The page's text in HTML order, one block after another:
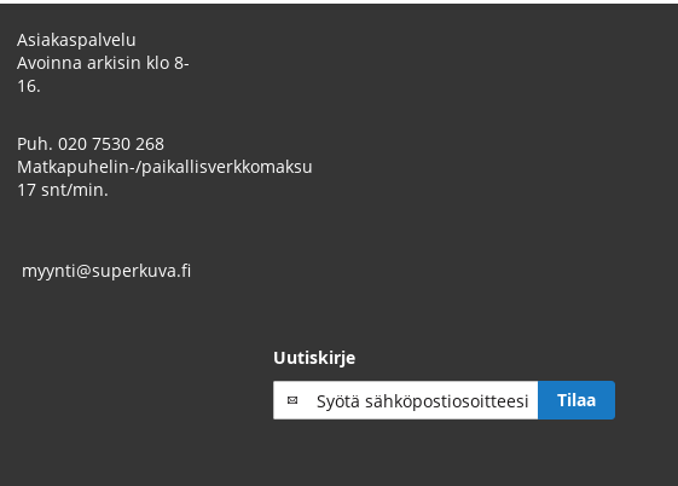
Asiakaspalvelu
Avoinna arkisin klo 8-
16.
Puh. 020 7530 268
Matkapuhelin-/paikallisverkkomaksu
17 snt/min.
myynti@superkuva.fi
Uutiskirje
Tilaa
uutiskirje
Tilaa